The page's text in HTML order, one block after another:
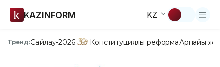
KAZINFORM KZ
Тренд:Сайлау-2026 Конституциялық реформаАрнайы